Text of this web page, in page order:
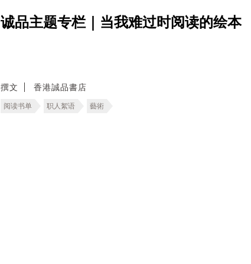
诚品主题专栏｜当我难过时阅读的绘本
撰文 香港誠品書店
阅读书单 职人絮语 藝術